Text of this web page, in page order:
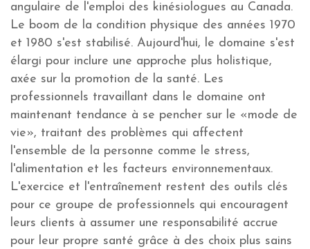
angulaire de l'emploi des kinésiologues au Canada.
Le boom de la condition physique des années 1970
et 1980 s'est stabilisé. Aujourd'hui, le domaine s'est
élargi pour inclure une approche plus holistique,
axée sur la promotion de la santé. Les
professionnels travaillant dans le domaine ont
maintenant tendance à se pencher sur le «mode de
vie», traitant des problèmes qui affectent
l'ensemble de la personne comme le stress,
l'alimentation et les facteurs environnementaux.
L'exercice et l'entraînement restent des outils clés
pour ce groupe de professionnels qui encouragent
leurs clients à assumer une responsabilité accrue
pour leur propre santé grâce à des choix plus sains